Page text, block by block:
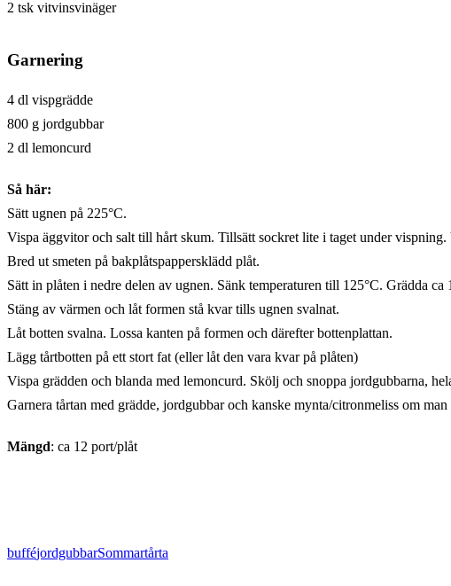
2 tsk vitvinsvinäger
Garnering
4 dl vispgrädde
800 g jordgubbar
2 dl lemoncurd
Så här:
Sätt ugnen på 225°C.
Vispa äggvitor och salt till hårt skum. Tillsätt sockret lite i taget under
Bred ut smeten på bakplåtspappersklädd plåt.
Sätt in plåten i nedre delen av ugnen. Sänk temperaturen till 125°C. Grädda ca
Stäng av värmen och låt formen stå kvar tills ugnen svalnat.
Låt botten svalna. Lossa kanten på formen och därefter bottenplattan.
Lägg tårtbotten på ett stort fat (eller låt den vara kvar på plåten)
Vispa grädden och blanda med lemoncurd. Skölj och snoppa jordgubbarna,
Garnera tårtan med grädde, jordgubbar och kanske mynta/citronmeliss om
Mängd: ca 12 port/plåt
bufféjordgubbarSommartårta